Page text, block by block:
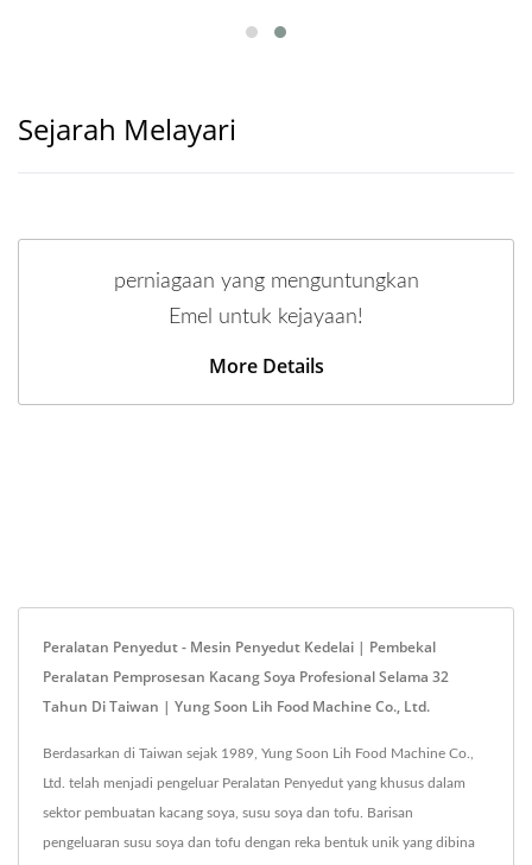
Sejarah Melayari
perniagaan yang menguntungkan
Emel untuk kejayaan!
More Details
Peralatan Penyedut - Mesin Penyedut Kedelai | Pembekal
Peralatan Pemprosesan Kacang Soya Profesional Selama 32
Tahun Di Taiwan | Yung Soon Lih Food Machine Co., Ltd.
Berdasarkan di Taiwan sejak 1989, Yung Soon Lih Food Machine Co.,
Ltd. telah menjadi pengeluar Peralatan Penyedut yang khusus dalam
sektor pembuatan kacang soya, susu soya dan tofu. Barisan
pengeluaran susu soya dan tofu dengan reka bentuk unik yang dibina